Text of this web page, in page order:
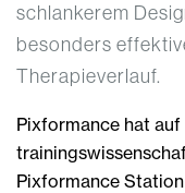
schlankerem
besonders
Therapieverlauf.
Pixformance hat
Pixformance